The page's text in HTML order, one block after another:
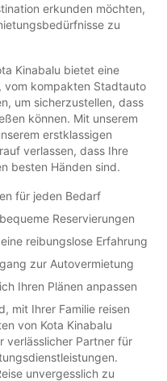
erkunden möchten,
zu
Kinabalu bietet eine
vom kompakten Stadtauto
um sicherzustellen, dass
können. Mit unserem
erstklassigen
verlassen, dass Ihre
besten Händen sind.
für jeden Bedarf
Reservierungen
reibungslose Erfahrung
zur Autovermietung
Ihren Plänen anpassen
mit Ihrer Familie reisen
von Kota Kinabalu
verlässlicher Partner für
unvergesslich zu